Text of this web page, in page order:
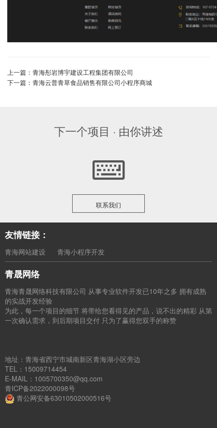
上一篇：青海彤岩博宇建设工程集团有限公司
下一篇：青海云普青草食品销售有限公司小程序商城
下一个项目 · 由你讲述
联系我们
友情链接：
青海网站建设 青海小程序开发
青晟网络
青海青晟网络科技有限公司 从事专业软件开发已10年之多 拥有成熟
的实战开发经验
为此，每一个项目的细节 将带给您看得见的产品，说不出的精彩 从第
一次确认需求，到后期项目交付 只为了赢得您双手的称赞
地址：青海省西宁市城南新区青海湖小区旁边
TEL：15009714454
E-MAIL：1005700350@qq.com
青ICP备2022000098号
青公网安备63010502000516号